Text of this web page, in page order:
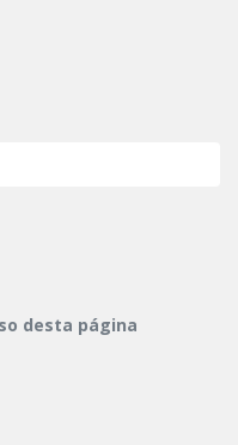
desta página